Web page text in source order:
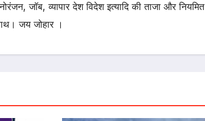
जॉब, व्यापार देश विदेश इत्यादि की ताजा और नियमित
जय जोहार ।